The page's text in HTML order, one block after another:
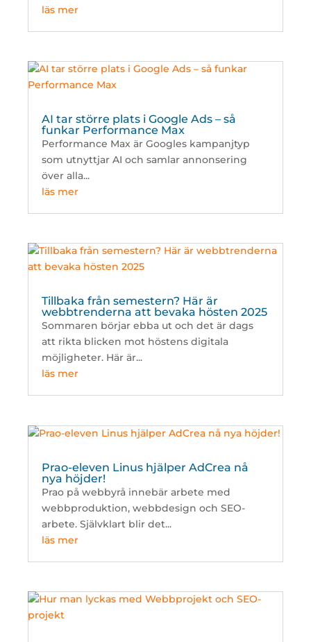
läs mer
AI tar större plats i Google Ads – så
funkar Performance Max
Performance Max är Googles kampanjtyp
som utnyttjar AI och samlar annonsering
över alla...
läs mer
Tillbaka från semestern? Här är
webbtrenderna att bevaka hösten 2025
Sommaren börjar ebba ut och det är dags
att rikta blicken mot höstens digitala
möjligheter. Här är...
läs mer
Prao-eleven Linus hjälper AdCrea nå
nya höjder!
Prao på webbyrå innebär arbete med
webbproduktion, webbdesign och SEO-
arbete. Självklart blir det...
läs mer